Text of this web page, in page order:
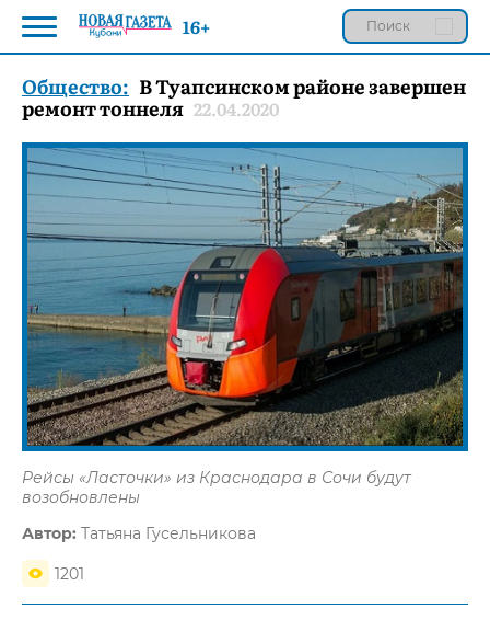
Общество: В Туапсинском районе завершен
ремонт тоннеля 22.04.2020
Рейсы «Ласточки» из Краснодара в Сочи будут
возобновлены
Автор: Татьяна Гусельникова
1201
16+